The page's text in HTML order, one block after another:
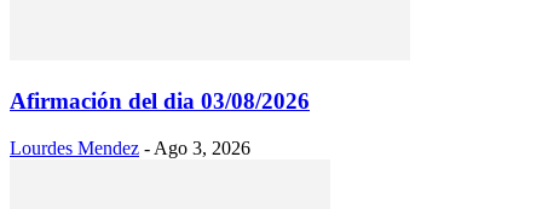
Afirmación del dia 03/08/2026
Lourdes Mendez - Ago 3, 2026